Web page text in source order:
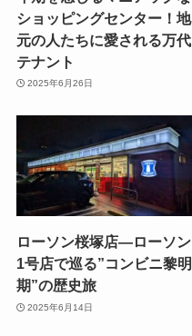
ショッピングセンター！地
元の人たちに愛される万代
テナント
2025年6月26日
ローソン桜塚店—ローソン
1号店で巡る”コンビニ黎明
期”の歴史旅
2025年6月14日